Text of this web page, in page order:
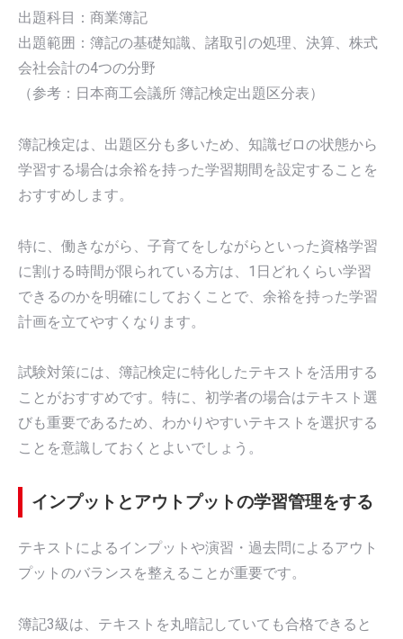
出題科目：商業簿記
出題範囲：簿記の基礎知識、諸取引の処理、決算、株式
会社会計の4つの分野
（参考：日本商工会議所 簿記検定出題区分表）
簿記検定は、出題区分も多いため、知識ゼロの状態から
学習する場合は余裕を持った学習期間を設定することを
おすすめします。
特に、働きながら、子育てをしながらといった資格学習
に割ける時間が限られている方は、1日どれくらい学習
できるのかを明確にしておくことで、余裕を持った学習
計画を立てやすくなります。
試験対策には、簿記検定に特化したテキストを活用する
ことがおすすめです。特に、初学者の場合はテキスト選
びも重要であるため、わかりやすいテキストを選択する
ことを意識しておくとよいでしょう。
インプットとアウトプットの学習管理をする
テキストによるインプットや演習・過去問によるアウト
プットのバランスを整えることが重要です。
簿記3級は、テキストを丸暗記していても合格できると